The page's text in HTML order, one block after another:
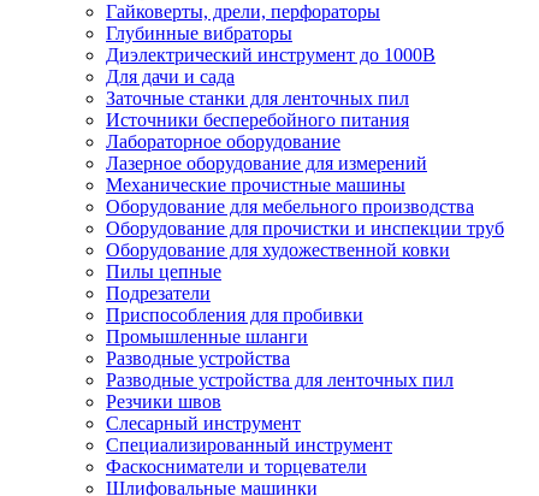
Гайковерты, дрели, перфораторы
Глубинные вибраторы
Диэлектрический инструмент до 1000В
Для дачи и сада
Заточные станки для ленточных пил
Источники бесперебойного питания
Лабораторное оборудование
Лазерное оборудование для измерений
Механические прочистные машины
Оборудование для мебельного производства
Оборудование для прочистки и инспекции труб
Оборудование для художественной ковки
Пилы цепные
Подрезатели
Приспособления для пробивки
Промышленные шланги
Разводные устройства
Разводные устройства для ленточных пил
Резчики швов
Слесарный инструмент
Специализированный инструмент
Фаскосниматели и торцеватели
Шлифовальные машинки